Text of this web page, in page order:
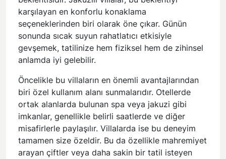
karşılayan en konforlu konaklama
seçeneklerinden biri olarak öne çıkar. Günün
sonunda sıcak suyun rahatlatıcı etkisiyle
gevşemek, tatilinize hem fiziksel hem de zihinsel
anlamda iyi gelebilir.
Öncelikle bu villaların en önemli avantajlarından
biri özel kullanım alanı sunmalarıdır. Otellerde
ortak alanlarda bulunan spa veya jakuzi gibi
imkanlar, genellikle belirli saatlerde ve diğer
misafirlerle paylaşılır. Villalarda ise bu deneyim
tamamen size özeldir. Bu da özellikle mahremiyet
arayan çiftler veya daha sakin bir tatil isteyen